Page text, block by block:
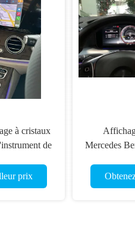
à cristaux
de
prix
Mercedes